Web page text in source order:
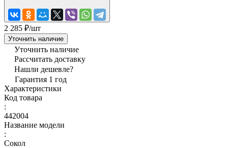
2 285 ₽/шт
Уточнить наличие
Уточнить наличие
Рассчитать доставку
Нашли дешевле?
Гарантия 1 год
Характеристики
Код товара
:
442004
Название модели
:
Сокол